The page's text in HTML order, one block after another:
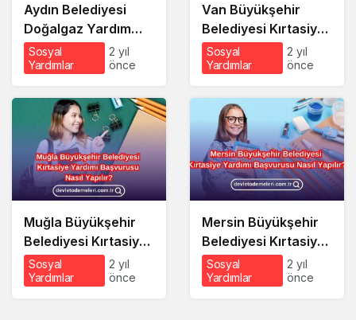
Aydın Belediyesi
Doğalgaz Yardım
Başvurusu Nasıl
Yapılır?
Sosyal
Yardımlar
2 yıl
önce
Van Büyükşehir
Belediyesi Kırtasiye
Yardımı Başvurusu
Nasıl Yapılır?
Sosyal
Yardımlar
2 yıl
önce
Muğla Büyükşehir
Belediyesi Kırtasiye
Yardımı Başvurusu
Nasıl Yapılır?
Sosyal
Yardımlar
2 yıl
önce
Mersin Büyükşehir
Belediyesi Kırtasiye
Yardımı Başvurusu
Nasıl Yapılır?
Sosyal
Yardımlar
2 yıl
önce